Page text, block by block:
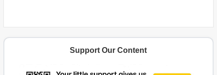
Support Our Content